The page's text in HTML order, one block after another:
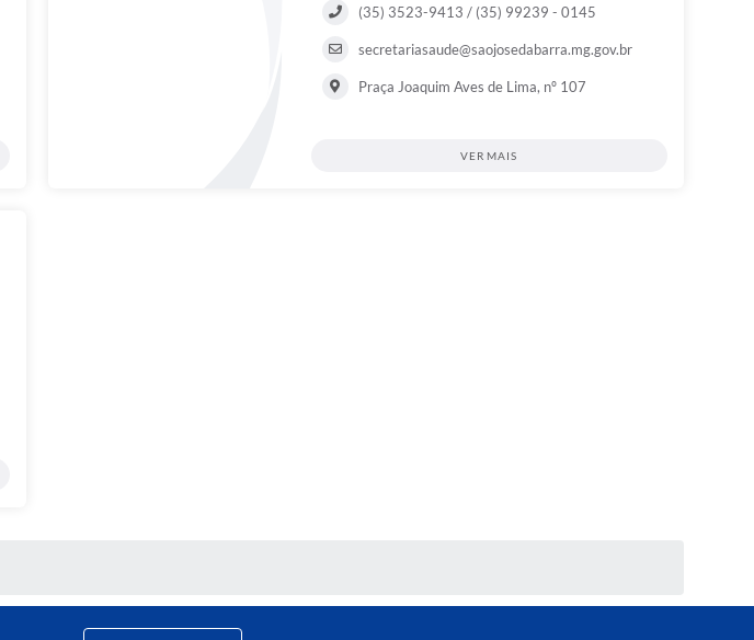
(35) 3523-9413 / (35) 99239 - 0145
secretariasaude@saojosedabarra.mg.gov.br
Praça Joaquim Aves de Lima, nº 107
VER MAIS